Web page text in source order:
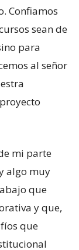
Confiamos
sean de
para
al señor
mi parte
algo muy
que
y que,
que